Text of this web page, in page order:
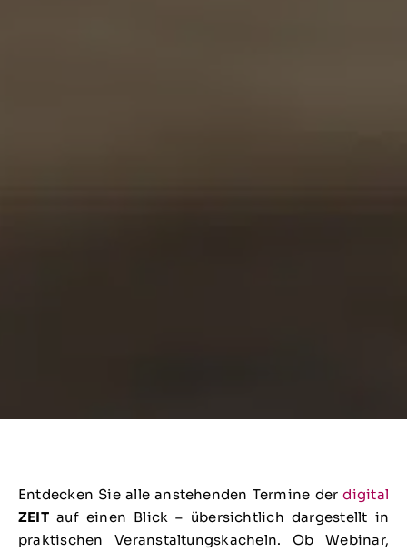
Entdecken Sie alle anstehenden Termine derdigital
ZEITauf einen Blick – übersichtlich dargestellt in
praktischen Veranstaltungskacheln. Ob Webinar,